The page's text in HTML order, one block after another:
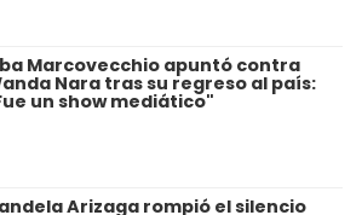
Marcovecchio apuntó contra
Nara tras su regreso al país:
un show mediático"
Arizaga rompió el silencio